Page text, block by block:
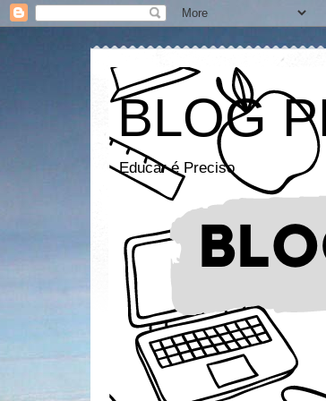
BLOG
Educar é Preciso